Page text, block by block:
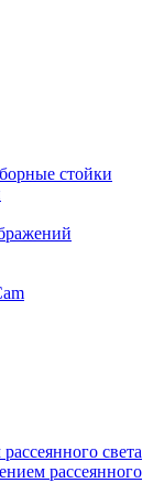
стойки
света
рассеянного